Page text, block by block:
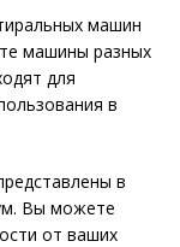
машин
машины разных
для
в
в
Вы можете
от ваших